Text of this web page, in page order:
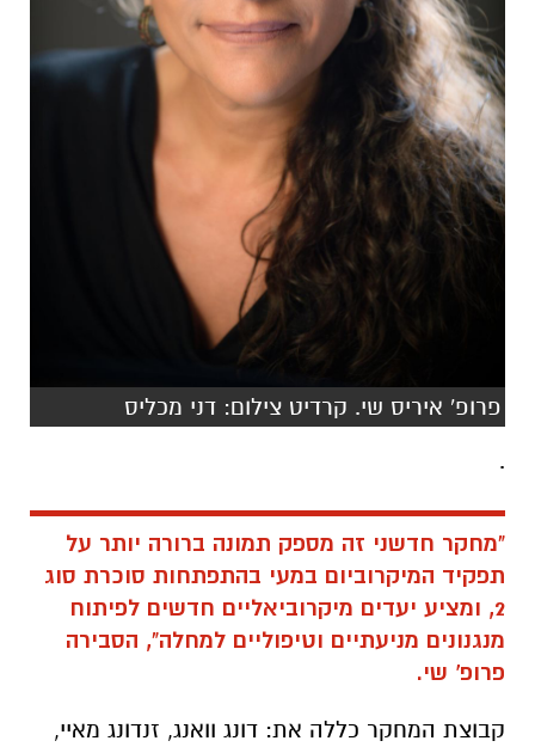
פרופ' איריס שי. קרדיט צילום: דני מכליס
.
"מחקר חדשני זה מספק תמונה ברורה יותר על
תפקיד המיקרוביום במעי בהתפתחות סוכרת סוג
2, ומציע יעדים מיקרוביאליים חדשים לפיתוח
מנגנונים מניעתיים וטיפוליים למחלה", הסבירה
פרופ' שי.
קבוצת המחקר כללה את: דונג וואנג, זנדונג מאיי,